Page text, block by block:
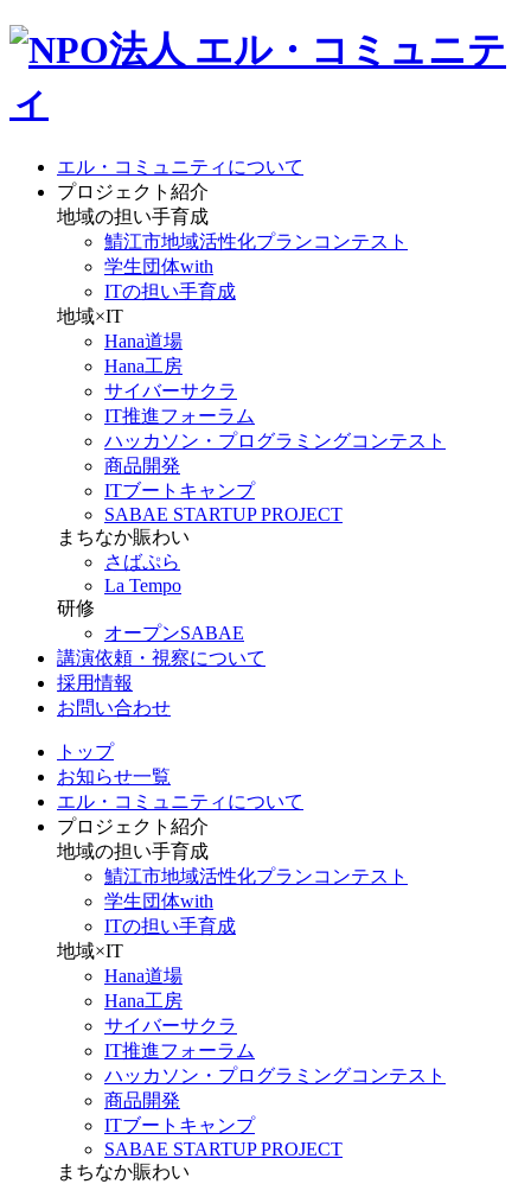
エル・コミュニティについて
プロジェクト紹介
地域の担い手育成
鯖江市地域活性化プランコンテスト
学生団体with
ITの担い手育成
地域×IT
Hana道場
Hana工房
サイバーサクラ
IT推進フォーラム
ハッカソン・プログラミングコンテスト
商品開発
ITブートキャンプ
SABAE STARTUP PROJECT
まちなか賑わい
さばぷら
La Tempo
研修
オープンSABAE
講演依頼・視察について
採用情報
お問い合わせ
トップ
お知らせ一覧
エル・コミュニティについて
プロジェクト紹介
地域の担い手育成
鯖江市地域活性化プランコンテスト
学生団体with
ITの担い手育成
地域×IT
Hana道場
Hana工房
サイバーサクラ
IT推進フォーラム
ハッカソン・プログラミングコンテスト
商品開発
ITブートキャンプ
SABAE STARTUP PROJECT
まちなか賑わい